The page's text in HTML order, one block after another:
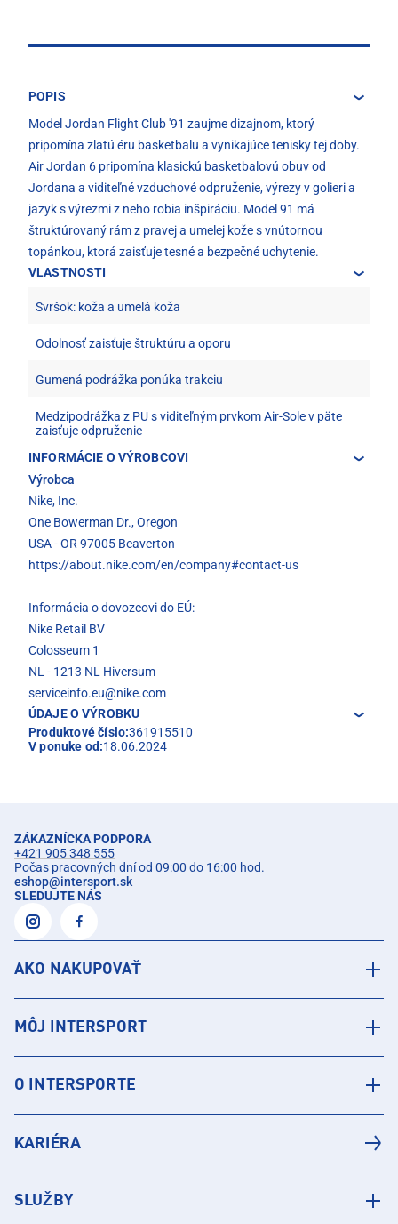
POPIS
Model Jordan Flight Club '91 zaujme dizajnom, ktorý
pripomína zlatú éru basketbalu a vynikajúce tenisky tej doby.
Air Jordan 6 pripomína klasickú basketbalovú obuv od
Jordana a viditeľné vzduchové odpruženie, výrezy v golieri a
jazyk s výrezmi z neho robia inšpiráciu. Model 91 má
štruktúrovaný rám z pravej a umelej kože s vnútornou
topánkou, ktorá zaisťuje tesné a bezpečné uchytenie.
VLASTNOSTI
Svršok: koža a umelá koža
Odolnosť zaisťuje štruktúru a oporu
Gumená podrážka ponúka trakciu
Medzipodrážka z PU s viditeľným prvkom Air-Sole v päte
zaisťuje odpruženie
INFORMÁCIE O VÝROBCOVI
Výrobca
Nike, Inc.
One Bowerman Dr., Oregon
USA - OR 97005 Beaverton
https://about.nike.com/en/company#contact-us
Informácia o dovozcovi do EÚ:
Nike Retail BV
Colosseum 1
NL - 1213 NL Hiversum
serviceinfo.eu@nike.com
ÚDAJE O VÝROBKU
Produktové číslo:361915510
V ponuke od:18.06.2024
ZÁKAZNÍCKA PODPORA
+421 905 348 555
Počas pracovných dní od 09:00 do 16:00 hod.
eshop@intersport.sk
SLEDUJTE NÁS
AKO NAKUPOVAŤ
MÔJ INTERSPORT
O INTERSPORTE
KARIÉRA
SLUŽBY